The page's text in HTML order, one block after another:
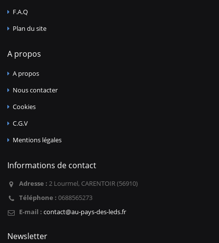
F.A.Q
Plan du site
A propos
A propos
Nous contacter
Cookies
C.G.V
Mentions légales
Informations de contact
Adresse : 2 Lourmel, CARENTOIR (56910)
Téléphone : 0688565273
E-mail : contact@au-pays-des-leds.fr
Newsletter